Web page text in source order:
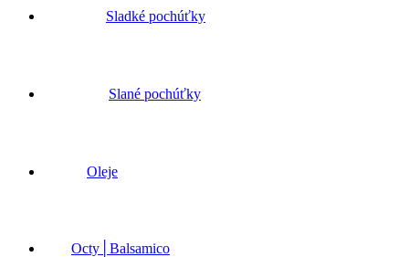
Sladké pochúťky
Slané pochúťky
Oleje
Octy│Balsamico